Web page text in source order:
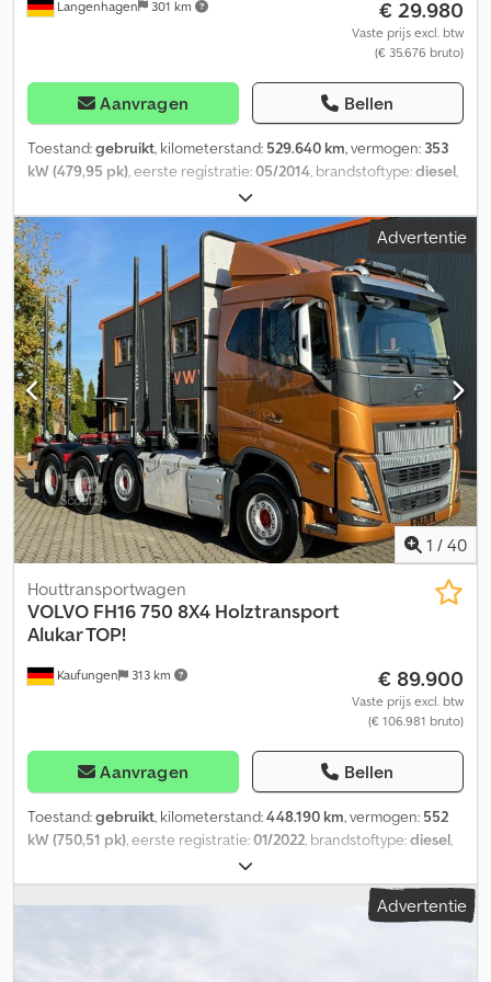
Langenhagen 301 km € 29.980
Vaste prijs excl. btw
(€ 35.676 bruto)
Aanvragen Bellen
Toestand:gebruikt, kilometerstand: 529.640 km, vermogen: 353
kW (479,95 pk), eerste registratie:05/2014, brandstoftype:diesel,
, asconfiguratie:
retarder, kleur:blauw, soort overbrenging:automatisch,
emissieklasse:
Euro 5, Uitrusting:ABS, airconditioning, kraan,
standkachel
, TGS 26.480 6x4 kraan KESLA 2124 met lier,
aluminium velgen, banden ca. 60% Dsdpsv Ut Tuofx Ahmekr
Advertentie
1 / 40
Kaufungen 313 km
Houttransportwagen
VOLVO FH16 750 8X4 Holztransport
Alukar TOP!
€ 89.900
Vaste prijs excl. btw
(€ 106.981 bruto)
Aanvragen Bellen
Toestand:gebruikt, kilometerstand:448.190 km, vermogen: 552
kW (750,51 pk), eerste registratie:01/2022, brandstoftype:diesel,
, asconfiguratie:
retarder, kleur:goud, soort overbrenging:automatisch,
emissieklasse:Euro 6, laadruimte lengte:
, Bouwjaar:
Advertentie